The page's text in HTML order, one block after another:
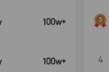
100w+
100w+ 4